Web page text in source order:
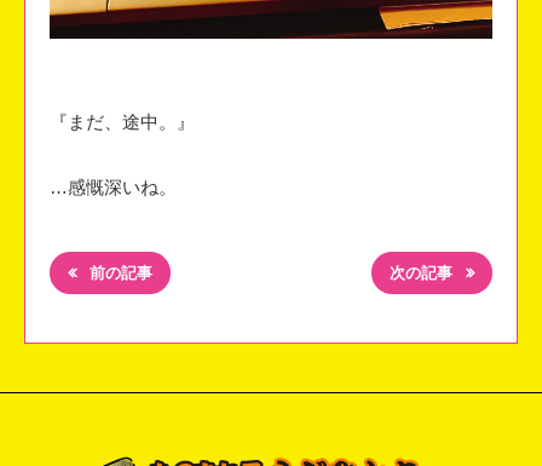
⁡『まだ、途中。』
…感慨深いね。
前の記事 次の記事